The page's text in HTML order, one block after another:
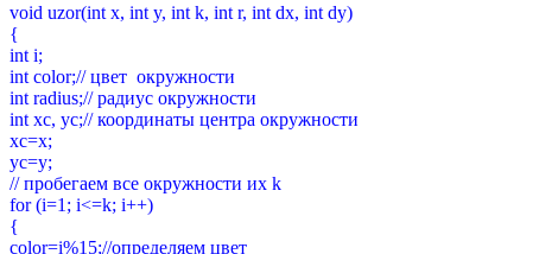
void uzor(int x, int y, int k, int r, int dx, int dy)
{
int i;
int color;// цвет окружности
int radius;// радиус окружности
int xc, yc;// координаты центра окружности
xc=x;
yc=y;
// пробегаем все окружности их k
for (i=1; i<=k; i++)
{
color=i%15;//определяем цвет